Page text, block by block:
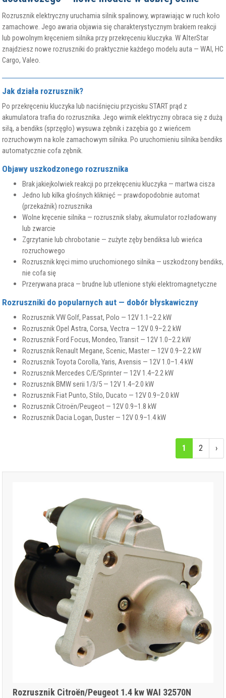
Rozrusznik elektryczny uruchamia silnik spalinowy, wprawiając w ruch koło
zamachowe. Jego awaria objawia się charakterystycznym brakiem reakcji
lub powolnym kręceniem silnika przy przekręceniu kluczyka. W AlterStar
znajdziesz nowe rozruszniki do praktycznie każdego modelu auta — WAI, HC
Cargo, Valeo.
Jak działa rozrusznik?
Po przekręceniu kluczyka lub naciśnięciu przycisku START prąd z
akumulatora trafia do rozrusznika. Jego wirnik elektryczny obraca się z dużą
siłą, a bendiks (sprzęgło) wysuwa zębnik i zazębia go z wieńcem
rozruchowym na kole zamachowym silnika. Po uruchomieniu silnika bendiks
automatycznie cofa zębnik.
Objawy uszkodzonego rozrusznika
Brak jakiejkolwiek reakcji po przekręceniu kluczyka — martwa cisza
Jedno lub kilka głośnych kliknięć — prawdopodobnie automat
(przekaźnik) rozrusznika
Wolne kręcenie silnika — rozrusznik słaby, akumulator rozładowany
lub zwarcie
Zgrzytanie lub chrobotanie — zużyte zęby bendiksa lub wieńca
rozruchowego
Rozrusznik kręci mimo uruchomionego silnika — uszkodzony bendiks,
nie cofa się
Przerywana praca — brudne lub utlenione styki elektromagnetyczne
Rozruszniki do popularnych aut — dobór błyskawiczny
Rozrusznik VW Golf, Passat, Polo — 12V 1.1–2.2 kW
Rozrusznik Opel Astra, Corsa, Vectra — 12V 0.9–2.2 kW
Rozrusznik Ford Focus, Mondeo, Transit — 12V 1.0–2.2 kW
Rozrusznik Renault Megane, Scenic, Master — 12V 0.9–2.2 kW
Rozrusznik Toyota Corolla, Yaris, Avensis — 12V 1.0–1.4 kW
Rozrusznik Mercedes C/E/Sprinter — 12V 1.4–2.2 kW
Rozrusznik BMW serii 1/3/5 — 12V 1.4–2.0 kW
Rozrusznik Fiat Punto, Stilo, Ducato — 12V 0.9–2.0 kW
Rozrusznik Citroën/Peugeot — 12V 0.9–1.8 kW
Rozrusznik Dacia Logan, Duster — 12V 0.9–1.4 kW
1 2 ›
Rozrusznik Citroën/Peugeot 1.4 kw WAI 32570N